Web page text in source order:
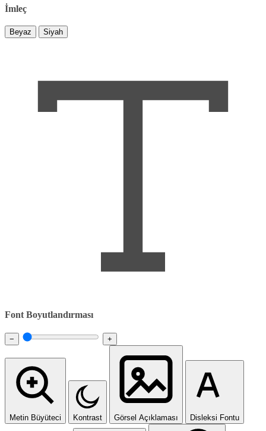
İmleç
Beyaz Siyah
Font Boyutlandırması
− +
Metin Büyüteci Kontrast Görsel Açıklaması Disleksi Fontu